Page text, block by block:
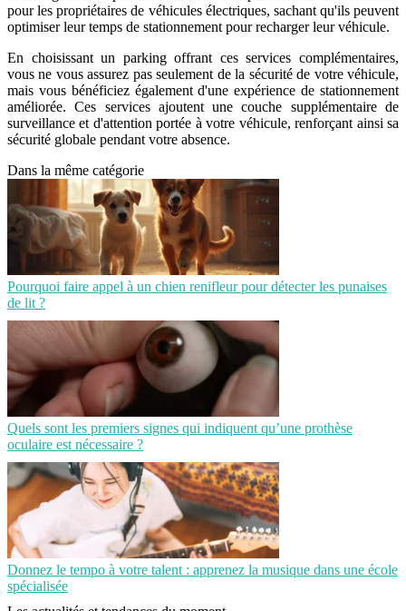
pour les propriétaires de véhicules électriques, sachant qu'ils peuvent
optimiser leur temps de stationnement pour recharger leur véhicule.
En choisissant un parking offrant ces services complémentaires,
vous ne vous assurez pas seulement de la sécurité de votre véhicule,
mais vous bénéficiez également d'une expérience de stationnement
améliorée. Ces services ajoutent une couche supplémentaire de
surveillance et d'attention portée à votre véhicule, renforçant ainsi sa
sécurité globale pendant votre absence.
Dans la même catégorie
Pourquoi faire appel à un chien renifleur pour détecter les punaises
de lit ?
Quels sont les premiers signes qui indiquent qu’une prothèse
oculaire est nécessaire ?
Donnez le tempo à votre talent : apprenez la musique dans une école
spécialisée